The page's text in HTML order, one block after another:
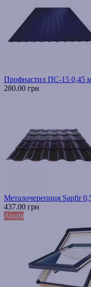
Профнастил ПС-15 0,45
280.00 грн
Металочерепиця Sapfir
437.00 грн
Акція